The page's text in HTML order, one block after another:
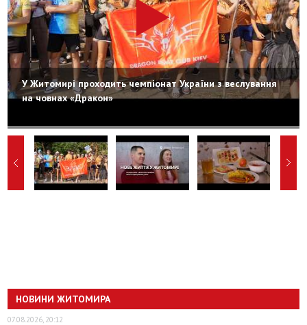
У Житомирі проходить чемпіонат України з веслування
на човнах «Дракон»
НОВИНИ ЖИТОМИРА
07.08.2026, 20:12